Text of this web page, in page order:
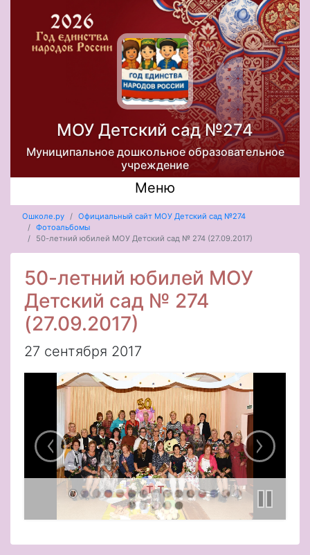
МОУ Детский сад №274
Муниципальное дошкольное образовательное
учреждение
Меню
Ошколе.ру
Официальный сайт МОУ Детский сад №274
Фотоальбомы
50-летний юбилей МОУ Детский сад № 274 (27.09.2017)
50-летний юбилей МОУ
Детский сад № 274
(27.09.2017)
27 сентября 2017
т т